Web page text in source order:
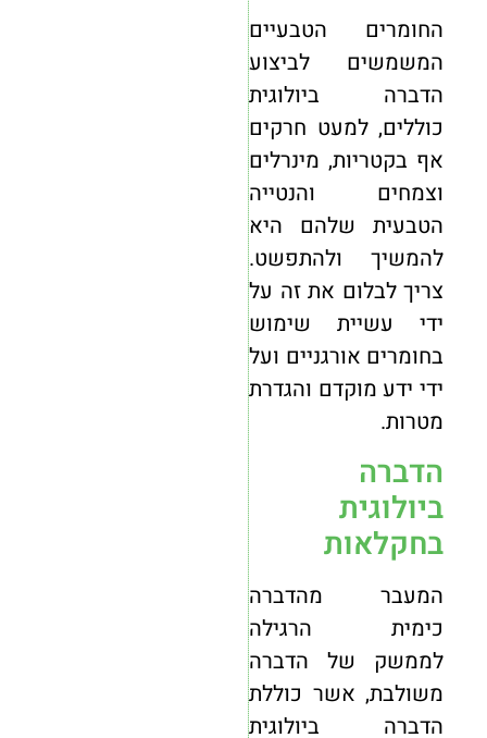
החומרים הטבעיים
המשמשים לביצוע
הדברה ביולוגית
כוללים, למעט חרקים
אף בקטריות, מינרלים
וצמחים והנטייה
הטבעית שלהם היא
להמשיך ולהתפשט.
צריך לבלום את זה על
ידי עשיית שימוש
בחומרים אורגניים ועל
ידי ידע מוקדם והגדרת
מטרות.
הדברה
ביולוגית
בחקלאות
המעבר מהדברה
כימית הרגילה
לממשק של הדברה
משולבת, אשר כוללת
הדברה ביולוגית